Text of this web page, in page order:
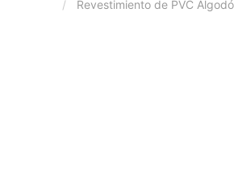
Revestimiento de PVC